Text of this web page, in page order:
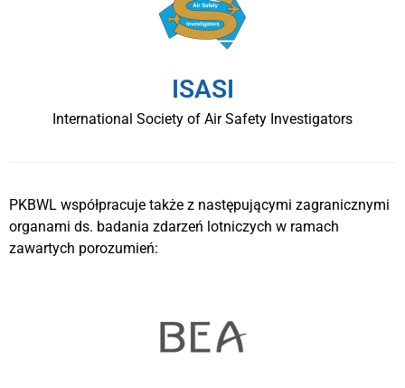
ISASI
International Society of Air Safety Investigators
PKBWL współpracuje także z następującymi zagranicznymi
organami ds. badania zdarzeń lotniczych w ramach
zawartych porozumień: